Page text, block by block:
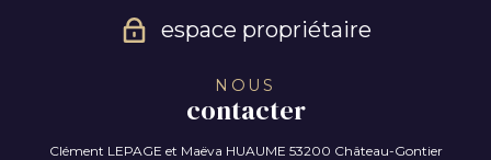
espace propriétaire
NOUS
contacter
Clément LEPAGE et Maëva HUAUME 53200 Château-Gontier